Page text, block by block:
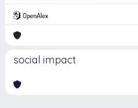
social impact